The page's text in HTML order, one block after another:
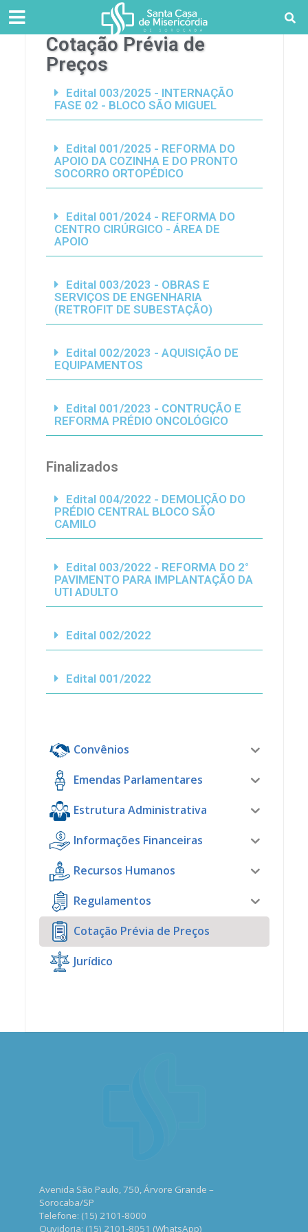
Cotação Prévia de
Preços
Edital 003/2025 - INTERNAÇÃO
FASE 02 - BLOCO SÃO MIGUEL
Edital 001/2025 - REFORMA DO
APOIO DA COZINHA E DO PRONTO
SOCORRO ORTOPÉDICO
Edital 001/2024 - REFORMA DO
CENTRO CIRÚRGICO - ÁREA DE
APOIO
Edital 003/2023 - OBRAS E
SERVIÇOS DE ENGENHARIA
(RETROFIT DE SUBESTAÇÃO)
Edital 002/2023 - AQUISIÇÃO DE
EQUIPAMENTOS
Edital 001/2023 - CONTRUÇÃO E
REFORMA PRÉDIO ONCOLÓGICO
Finalizados
Edital 004/2022 - DEMOLIÇÃO DO
PRÉDIO CENTRAL BLOCO SÃO
CAMILO
Edital 003/2022 - REFORMA DO 2°
PAVIMENTO PARA IMPLANTAÇÃO DA
UTI ADULTO
Edital 002/2022
Edital 001/2022
Convênios
Emendas Parlamentares
Estrutura Administrativa
Informações Financeiras
Recursos Humanos
Regulamentos
Cotação Prévia de Preços
Jurídico
Avenida São Paulo, 750, Árvore Grande –
Sorocaba/SP
Telefone: (15) 2101-8000
Ouvidoria: (15) 2101-8051 (WhatsApp)